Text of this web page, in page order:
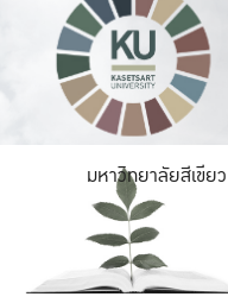
มหาวิทยาลัยสีเขียว